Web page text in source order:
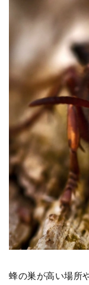
蜂の巣が高い場所